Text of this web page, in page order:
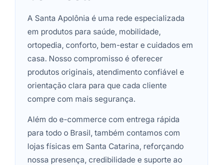
A Santa Apolônia é uma rede especializada
em produtos para saúde, mobilidade,
ortopedia, conforto, bem-estar e cuidados em
casa. Nosso compromisso é oferecer
produtos originais, atendimento confiável e
orientação clara para que cada cliente
compre com mais segurança.
Além do e-commerce com entrega rápida
para todo o Brasil, também contamos com
lojas físicas em Santa Catarina, reforçando
nossa presença, credibilidade e suporte ao